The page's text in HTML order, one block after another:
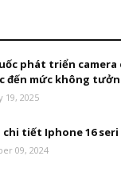
phát triển camera
đến mức không
19, 2025
chi tiết Iphone 16 seri
09, 2024